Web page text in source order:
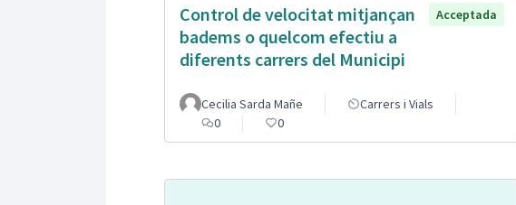
Control de velocitat mitjançan
badems o quelcom efectiu a
diferents carrers del Municipi
Acceptada
Cecilia Sarda Mañe
Carrers i Vials
0
0